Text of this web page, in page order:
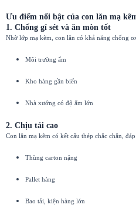
Ưu điểm nổi bật của con lăn mạ
1. Chống gỉ sét và ăn mòn tốt
Nhờ lớp mạ kẽm, con lăn có khả năng chống
Môi trường ẩm
Kho hàng gần biển
Nhà xưởng có độ ẩm lớn
2. Chịu tải cao
Con lăn mạ kẽm có kết cấu thép chắc chắn,
Thùng carton nặng
Pallet hàng
Bao tải, kiện hàng lớn